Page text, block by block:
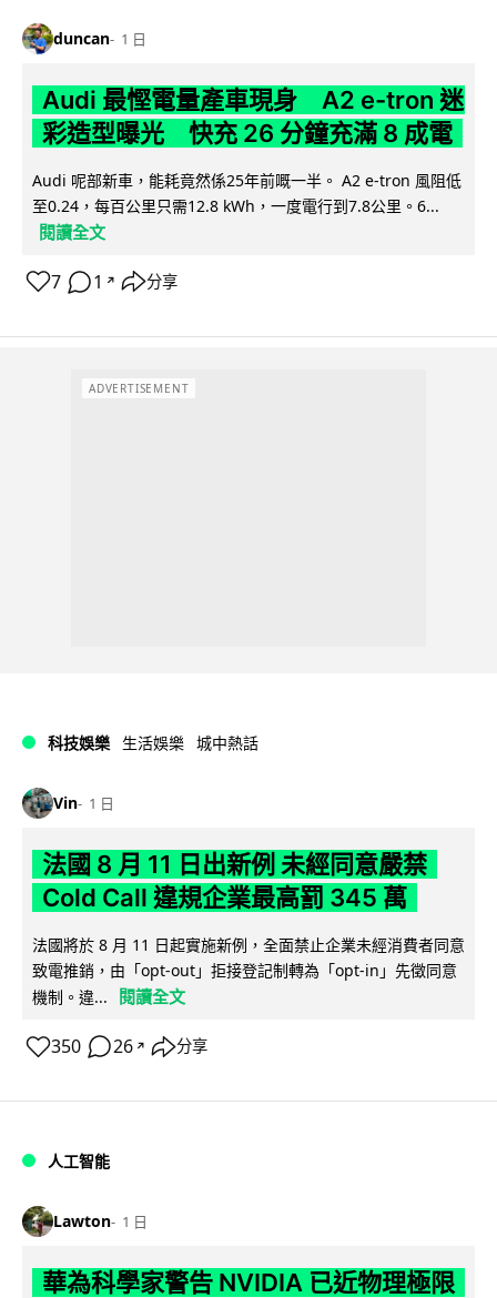
duncan 1 日
Audi 最慳電量產車現身 A2 e-tron 迷
彩造型曝光 快充 26 分鐘充滿 8 成電
Audi 呢部新車，能耗竟然係25年前嘅一半。 A2 e-tron 風阻低
至0.24，每百公里只需12.8 kWh，一度電行到7.8公里。6...
閱讀全文
7 1 ↗ 分享
ADVERTISEMENT
科技娛樂 生活娛樂 城中熱話
Vin 1 日
法國 8 月 11 日出新例 未經同意嚴禁
Cold Call 違規企業最高罰 345 萬
法國將於 8 月 11 日起實施新例，全面禁止企業未經消費者同意
致電推銷，由「opt-out」拒接登記制轉為「opt-in」先徵同意
機制。違...
閱讀全文
350 26 ↗ 分享
人工智能
Lawton 1 日
華為科學家警告 NVIDIA 已近物理極限